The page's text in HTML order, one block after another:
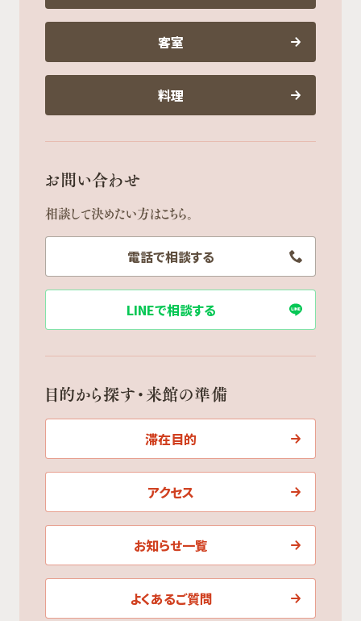
客室
料理
お問い合わせ
相談して決めたい方はこちら。
電話で相談する
LINEで相談する
目的から探す・来館の準備
滞在目的
アクセス
お知らせ一覧
よくあるご質問